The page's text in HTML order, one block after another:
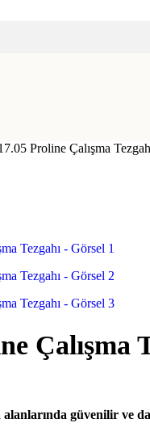
Proline Çalışma
Çalışma
güvenilir ve